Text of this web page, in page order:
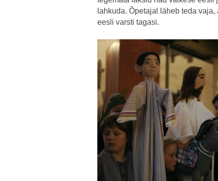
lahkuda. Õpetajal läheb teda vaja,
eesli varsti tagasi.